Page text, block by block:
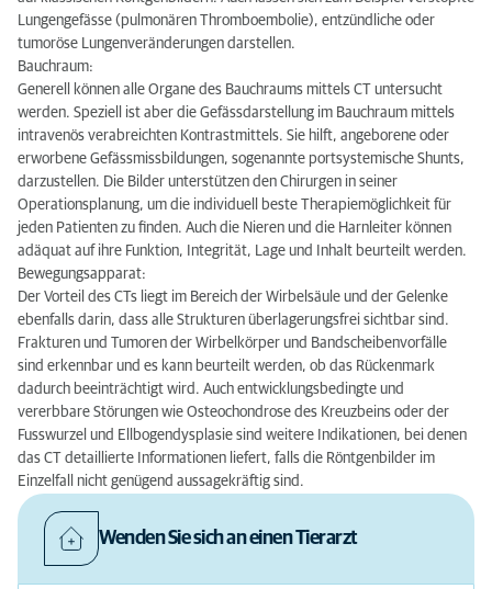
Lungengefässe (pulmonären Thromboembolie), entzündliche oder
tumoröse Lungenveränderungen darstellen.
Bauchraum:
Generell können alle Organe des Bauchraums mittels CT untersucht
werden. Speziell ist aber die Gefässdarstellung im Bauchraum mittels
intravenös verabreichten Kontrastmittels. Sie hilft, angeborene oder
erworbene Gefässmissbildungen, sogenannte portsystemische Shunts,
darzustellen. Die Bilder unterstützen den Chirurgen in seiner
Operationsplanung, um die individuell beste Therapiemöglichkeit für
jeden Patienten zu finden. Auch die Nieren und die Harnleiter können
adäquat auf ihre Funktion, Integrität, Lage und Inhalt beurteilt werden.
Bewegungsapparat:
Der Vorteil des CTs liegt im Bereich der Wirbelsäule und der Gelenke
ebenfalls darin, dass alle Strukturen überlagerungsfrei sichtbar sind.
Frakturen und Tumoren der Wirbelkörper und Bandscheibenvorfälle
sind erkennbar und es kann beurteilt werden, ob das Rückenmark
dadurch beeinträchtigt wird. Auch entwicklungsbedingte und
vererbbare Störungen wie Osteochondrose des Kreuzbeins oder der
Fusswurzel und Ellbogendysplasie sind weitere Indikationen, bei denen
das CT detaillierte Informationen liefert, falls die Röntgenbilder im
Einzelfall nicht genügend aussagekräftig sind.
Wenden Sie sich an einen Tierarzt